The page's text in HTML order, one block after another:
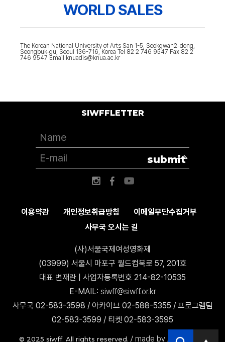
WORLD SALES
The Korean National University of Arts San 1-5, Seokgwan2-dong,
Seongbuk-gu, Seoul 136-716, Korea Tel 82 2 746 9547 Fax 82 2
746 9547 Email knuadis@knua.ac.kr
이용약관 개인정보취급방침
이메일무단수집거부
사무국 오시는 길
(사)서울국제여성영화제
(03999) 서울시 마포구 월드컵북로 57, 201호
대표 변재란 | 사업자등록번호 214-82-10535
E-MAIL: siwff@siwff.or.kr
사무국 02-583-3598 / 아카이브 02-588-5355 / 프로그램팀
02-583-3599 / 티켓 02-583-3595
© 2025 siwff. All rights reserved. / made by AccessICT
SIWFFLETTER
submit